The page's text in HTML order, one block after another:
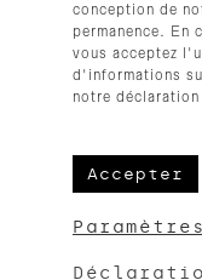
Erreur :Formulaire
conception de
permanence. En
vous acceptez
d'informations
notre
Accepter
Paramètres